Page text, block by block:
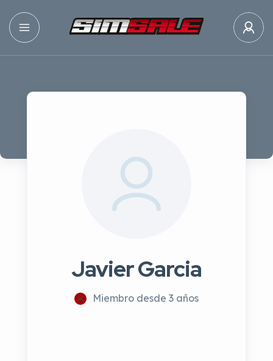
Javier Garcia
Miembro desde 3 años